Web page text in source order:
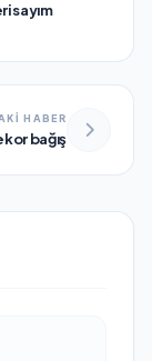
sayım
HABER
bağış